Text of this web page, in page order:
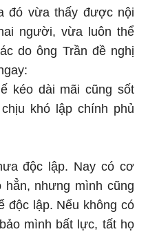
đó vừa thấy được nội
người, vừa luôn thể
do ông Trần đề nghị
kéo dài mãi cũng sốt
khó lập chính phủ
độc lập. Nay có cơ
hẳn, nhưng mình cũng
độc lập. Nếu không có
mình bất lực, tất họ